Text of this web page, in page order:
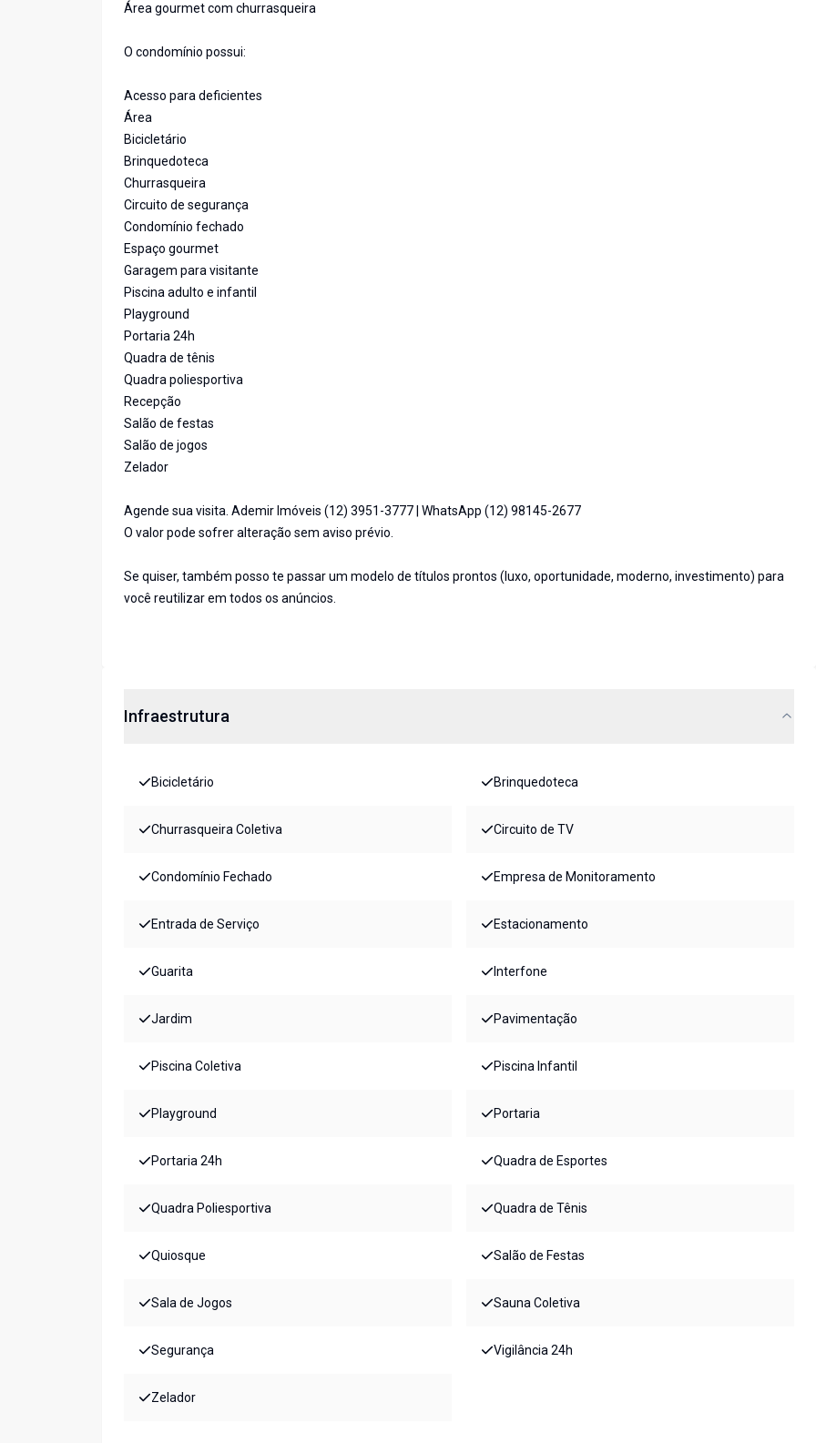
Área gourmet com churrasqueira
O condomínio possui:
Acesso para deficientes
Área
Bicicletário
Brinquedoteca
Churrasqueira
Circuito de segurança
Condomínio fechado
Espaço gourmet
Garagem para visitante
Piscina adulto e infantil
Playground
Portaria 24h
Quadra de tênis
Quadra poliesportiva
Recepção
Salão de festas
Salão de jogos
Zelador
Agende sua visita. Ademir Imóveis (12) 3951-3777 | WhatsApp (12) 98145-2677
O valor pode sofrer alteração sem aviso prévio.
Se quiser, também posso te passar um modelo de títulos prontos (luxo, oportunidade, moderno, investimento) para
você reutilizar em todos os anúncios.
Infraestrutura
Bicicletário Brinquedoteca
Churrasqueira Coletiva Circuito de TV
Condomínio Fechado Empresa de Monitoramento
Entrada de Serviço Estacionamento
Guarita Interfone
Jardim Pavimentação
Piscina Coletiva Piscina Infantil
Playground Portaria
Portaria 24h Quadra de Esportes
Quadra Poliesportiva Quadra de Tênis
Quiosque Salão de Festas
Sala de Jogos Sauna Coletiva
Segurança Vigilância 24h
Zelador